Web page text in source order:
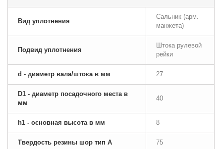
Вид уплотнения
Сальник (арм.
манжета)
Подвид уплотнения
Штока рулевой
рейки
d - диаметр вала/штока в мм 27
D1 - диаметр посадочного места в
мм
40
h1 - основная высота в мм 8
Твердость резины шор тип A 75